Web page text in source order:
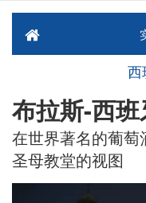
西
布拉斯-西
在世界著名的葡
圣母教堂的视图